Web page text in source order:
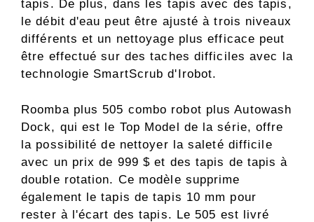
tapis. De plus, dans les tapis avec des tapis,
le débit d'eau peut être ajusté à trois niveaux
différents et un nettoyage plus efficace peut
être effectué sur des taches difficiles avec la
technologie SmartScrub d'Irobot.
Roomba plus 505 combo robot plus Autowash
Dock, qui est le Top Model de la série, offre
la possibilité de nettoyer la saleté difficile
avec un prix de 999 $ et des tapis de tapis à
double rotation. Ce modèle supprime
également le tapis de tapis 10 mm pour
rester à l'écart des tapis. Le 505 est livré